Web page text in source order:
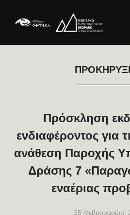
Πρόσκληση
ενδιαφέροντος για
ανάθεση Παροχής
Δράσης 7
εναέριας
25 Φεβρουαρίου,